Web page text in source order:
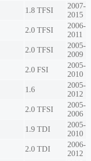
1.8 TFSI
2007-
2015
2.0 TFSI
2006-
2011
2.0 TFSI
2005-
2009
2.0 FSI
2005-
2010
1.6
2005-
2012
2.0 TFSI
2005-
2006
1.9 TDI
2005-
2010
2.0 TDI
2006-
2012